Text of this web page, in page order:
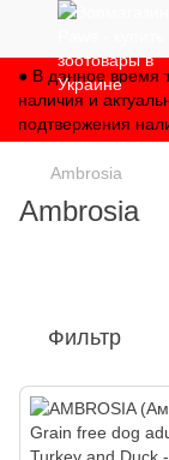
● В данное время
наличия и
подтвержения
Ambrosia
Ambrosia
Фильтр